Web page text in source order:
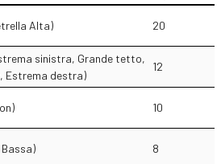
Alta) 20
sinistra, Grande tetto,
Estrema destra)
12
10
8